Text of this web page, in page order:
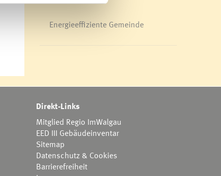
Energieeffiziente Gemeinde
Direkt-Links
Mitglied Regio ImWalgau
EED III Gebäudeinventar
Sitemap
Datenschutz & Cookies
Barrierefreiheit